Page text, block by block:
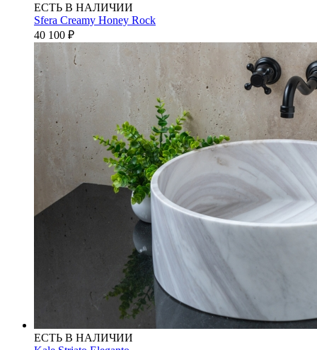
ЕСТЬ В НАЛИЧИИ
Sfera Creamy Honey Rock
40 100 ₽
ЕСТЬ В НАЛИЧИИ